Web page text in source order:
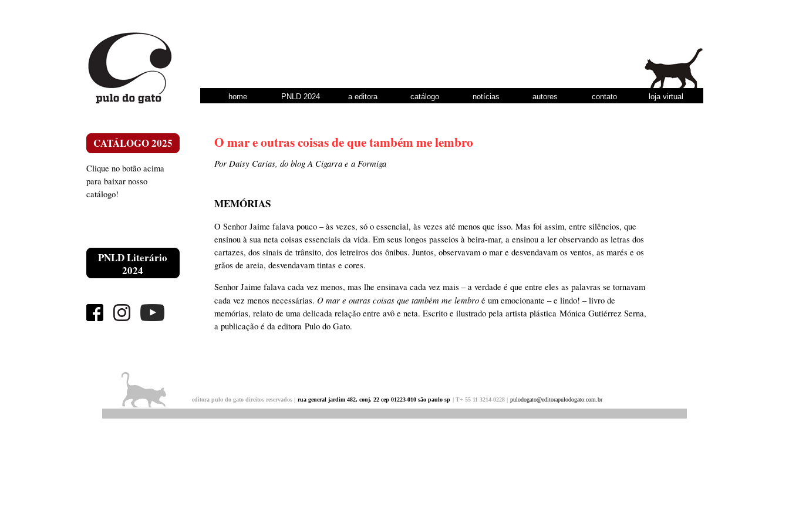
home PNLD 2024 a editora catálogo notícias autores contato loja virtual
CATÁLOGO 2025
Clique no botão acima
para baixar nosso
catálogo!
PNLD Literário
2024
O mar e outras coisas de que também me lembro
Por Daisy Carias, do blog A Cigarra e a Formiga
MEMÓRIAS
O Senhor Jaime falava pouco – às vezes, só o essencial, às vezes até menos que isso. Mas foi assim, entre silêncios, que
ensinou à sua neta coisas essenciais da vida. Em seus longos passeios à beira-mar, a ensinou a ler observando as letras dos
cartazes, dos sinais de trânsito, dos letreiros dos ônibus. Juntos, observavam o mar e desvendavam os ventos, as marés e os
grãos de areia, desvendavam tintas e cores.
Senhor Jaime falava cada vez menos, mas lhe ensinava cada vez mais – a verdade é que entre eles as palavras se tornavam
cada vez menos necessárias. O mar e outras coisas que também me lembro é um emocionante – e lindo! – livro de
memórias, relato de uma delicada relação entre avô e neta. Escrito e ilustrado pela artista plástica Mónica Gutiérrez Serna,
a publicação é da editora Pulo do Gato.
editora pulo do gato direitos reservados | rua general jardim 482, conj. 22 cep 01223-010 são paulo sp | T+ 55 11 3214-0228 | pulodogato@editorapulodogato.com.br